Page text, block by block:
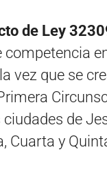
de Ley
vez que se
de
Cuarta y